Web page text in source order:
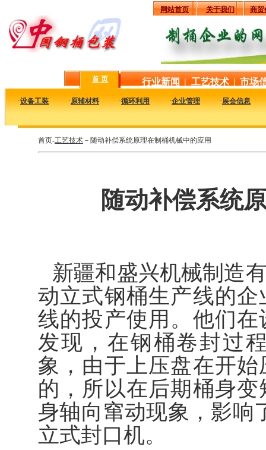
网站首页 关于我们 商贸
首 页 行业新闻 | 工艺技术 | 市场
·设备工装 ·原辅材料 ·循环利用 ·企业管理 ·展会信息
首页-工艺技术 －随动补偿系统原理在制桶机械中的应用
随动补偿系统
新疆和盛兴机械制造
动立式钢桶生产线的
线的投产使用。他们
发现，在钢桶卷封过
象，由于上压盘在开
的，所以在后期桶身
身轴向窜动现象，影响
立式封口机。